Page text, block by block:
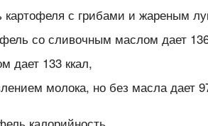
картофеля с грибами и жареным
со сливочным маслом дает
дает 133 ккал,
молока, но без масла дает